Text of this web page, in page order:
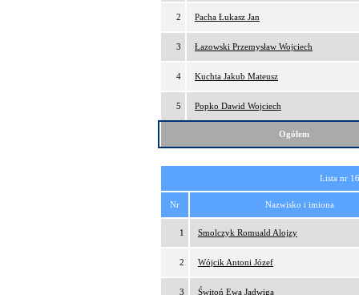
2 Pacha Łukasz Jan
3 Łazowski Przemysław Wojciech
4 Kuchta Jakub Mateusz
5 Popko Dawid Wojciech
Ogółem
Lista nr
Nr Nazwisko i imiona
1 Smolczyk Romuald Alojzy
2 Wójcik Antoni Józef
3 Świtoń Ewa Jadwiga